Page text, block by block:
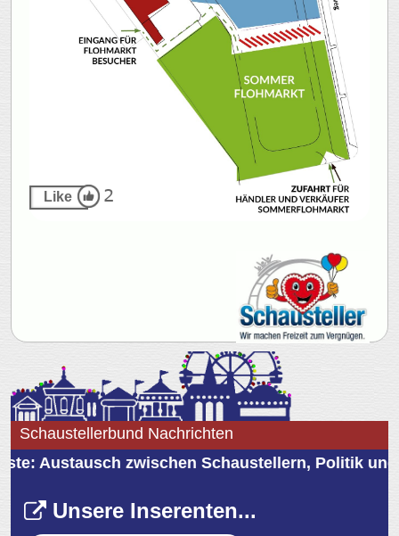
Schaustellerbund Nachrichten
zwischen Schaustellern, Politik und